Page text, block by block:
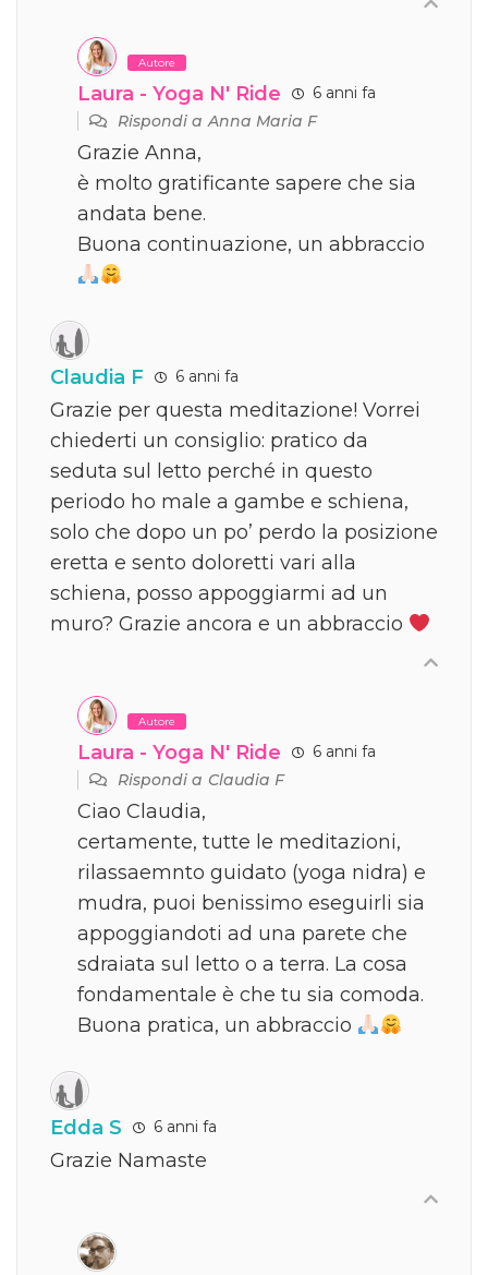
Autore
Laura - Yoga N' Ride
6 anni fa
Rispondi aAnna Maria F
Grazie Anna,
è molto gratificante sapere che sia
andata bene.
Buona continuazione, un abbraccio
Claudia F 6 anni fa
Grazie per questa meditazione! Vorrei
chiederti un consiglio: pratico da
seduta sul letto perché in questo
periodo ho male a gambe e schiena,
solo che dopo un po’ perdo la posizione
eretta e sento doloretti vari alla
schiena, posso appoggiarmi ad un
muro? Grazie ancora e un abbraccio
Autore
Laura - Yoga N' Ride
6 anni fa
Rispondi aClaudia F
Ciao Claudia,
certamente, tutte le meditazioni,
rilassaemnto guidato (yoga nidra) e
mudra, puoi benissimo eseguirli sia
appoggiandoti ad una parete che
sdraiata sul letto o a terra. La cosa
fondamentale è che tu sia comoda.
Buona pratica, un abbraccio
Edda S 6 anni fa
Grazie Namaste